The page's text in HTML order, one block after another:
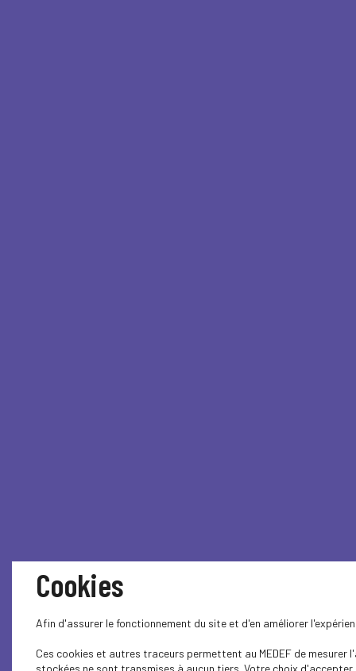
Cookies
Afin d'assurer le fonctionnement du site et d'en améliorer
Ces cookies et autres traceurs permettent au MEDEF de
stockées ne sont transmises à aucun tiers. Votre choix